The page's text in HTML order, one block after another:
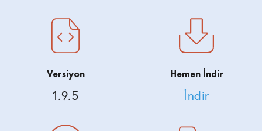
Versiyon
1.9.5
Hemen İndir
İndir